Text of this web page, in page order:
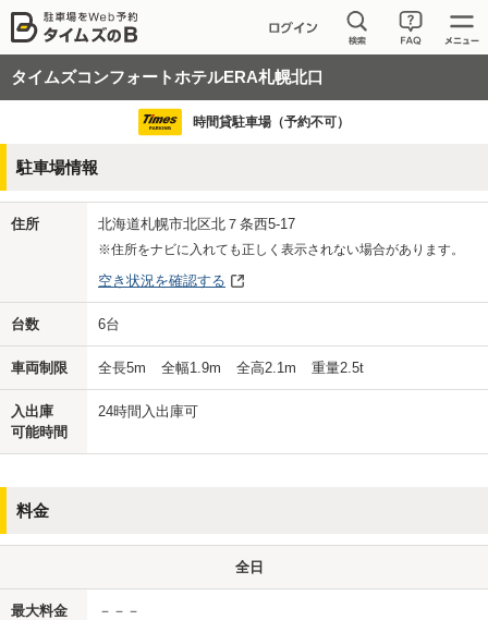
タイムズコンフォートホテルERA札幌北口
時間貸駐車場（予約不可）
駐車場情報
住所 北海道札幌市北区北７条西5-17
※住所をナビに入れても正しく表示されない場合があります。
空き状況を確認する
台数 6台
車両制限 全長5m 全幅1.9m 全高2.1m 重量2.5t
入出庫
可能時間
24時間入出庫可
料金
全日
最大料金 －－－